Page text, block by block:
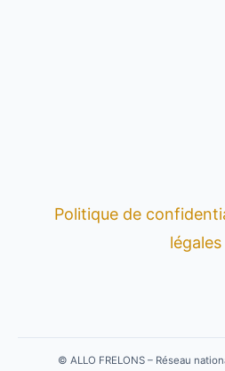
Politique de
légales
© ALLO FRELONS – Réseau